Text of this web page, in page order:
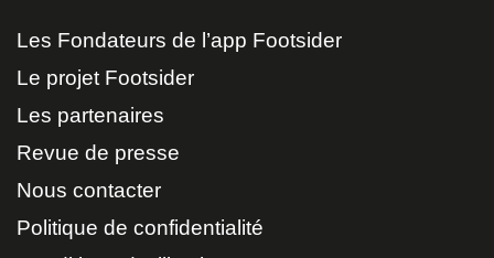
Les Fondateurs de l’app Footsider
Le projet Footsider
Les partenaires
Revue de presse
Nous contacter
Politique de confidentialité